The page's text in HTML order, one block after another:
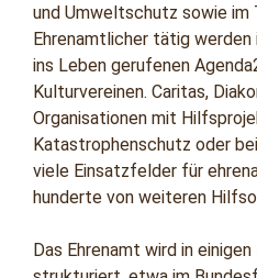
und Umweltschutz sowie im
Ehrenamtlicher tätig werden
ins Leben gerufenen
Kulturvereinen. Caritas,
Organisationen mit
Katastrophenschutz oder
viele Einsatzfelder für
hunderte von weiteren
Das Ehrenamt wird in